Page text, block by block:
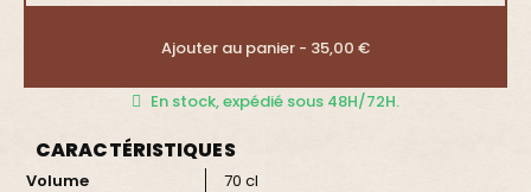
Ajouter au panier - 35,00 €
En stock, expédié sous 48H/72H.
CARACTÉRISTIQUES
Volume
70 cl